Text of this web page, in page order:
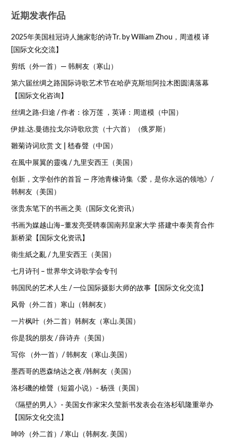
近期发表作品
2025年美国桂冠诗人施家彰的诗Tr. by William Zhou，周道模 译
[国际文化交流】
剪纸（外一首）— 韩舸友（寒山）
第六届丝绸之路国际诗歌艺术节在哈萨克斯坦阿拉木图圆满落幕
【国际文化咨询】
丝绸之路·归途 / 作者：徐万莲 ，英译：周道模（中国）
伊娃.达.曼德拉戈尔诗歌欣赏（十六首）（俄罗斯）
雛菊诗词欣赏 文 | 嵇春聲（中国）
在風中展翼的靈魂 / 九里安西王（美国）
创新，文学创作的首旨 — 序池青橡诗集《爱，是你永远的领地》/
韩舸友（美国）
张贵东笔下的书画之美（国际文化资讯）
书画为媒越山海–董发亮受聘泰国南邦皇家大学 搭建中泰美育合作
新桥梁【国际文化资讯】
衛生紙之亂 / 九里安西王（美国）
七月诗刊 – 世界华文诗歌学会专刊
韩国民的艺术人生 / 一位国际摄影大师的故事【国际文化交流】
风骨（外二首）寒山（韩舸友）
一片枫叶（外二首）韩舸友（寒山.美国）
你是我的朋友 / 薛诗卉（美国）
写你 （外一首）/ 韩舸友（寒山.美国）
墨西哥的恩森纳达之夜 /韩舸友（美国）
洛杉磯的槍聲（短篇小说）- 杨强（美国）
《隔壁的男人》- 美国女作家宋久莹新书发表会在洛杉矶隆重举办
【国际文化交流】
呻吟（外二首）/ 寒山（韩舸友. 美国）